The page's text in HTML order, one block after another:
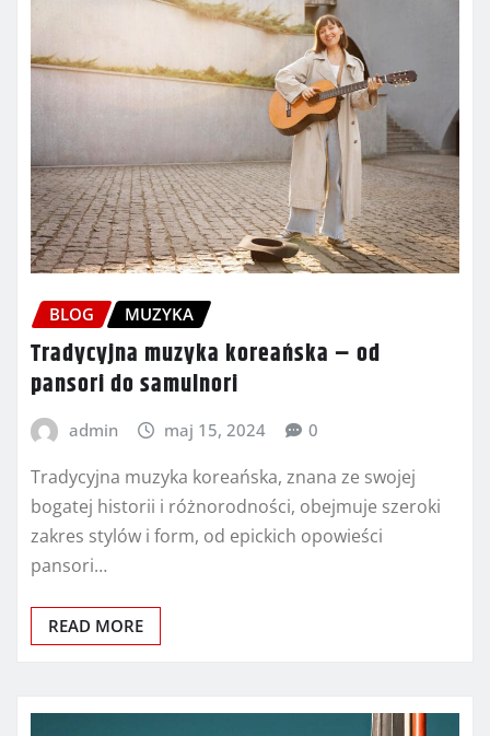
BLOG MUZYKA
Tradycyjna muzyka koreańska – od
pansori do samulnori
admin maj 15, 2024 0
Tradycyjna muzyka koreańska, znana ze swojej
bogatej historii i różnorodności, obejmuje szeroki
zakres stylów i form, od epickich opowieści
pansori…
READ MORE